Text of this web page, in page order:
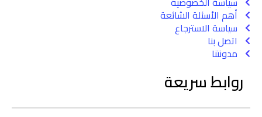
أهم الأسئلة الشائعة
سياسة الاسترجاع
اتصل بنا
مدونتنا
روابط سريعة